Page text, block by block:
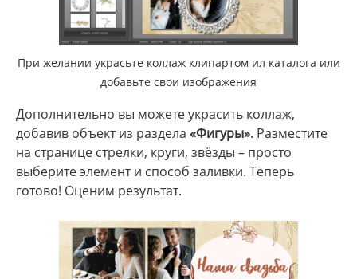
При желании украсьте коллаж клипартом ил каталога или
добавьте свои изображения
Дополнительно вы можете украсить коллаж,
добавив объект из раздела «Фигуры». Разместите
на странице стрелки, круги, звёзды – просто
выберите элемент и способ заливки. Теперь
готово! Оценим результат.